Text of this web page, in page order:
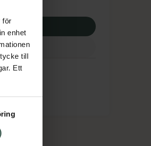
för
enhet
till
Ett